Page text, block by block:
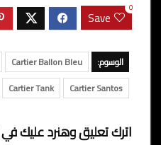
Save
0
الوسوم: Cartier Ballon Bleu
Cartier Santos
Cartier Tank
اترك تعليق وهنرد عليك